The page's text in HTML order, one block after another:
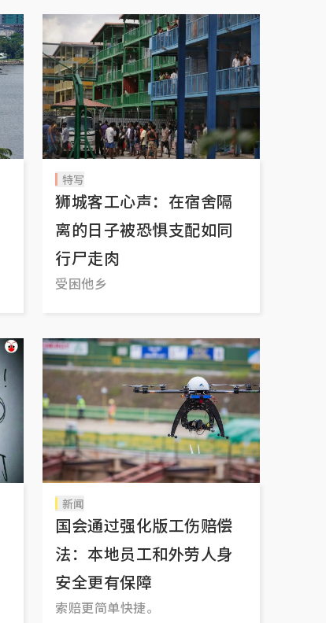
特写
狮城客工心声：在宿舍隔
离的日子被恐惧支配如同
行尸走肉
受困他乡
新闻
国会通过强化版工伤赔偿
法：本地员工和外劳人身
安全更有保障
索赔更简单快捷。